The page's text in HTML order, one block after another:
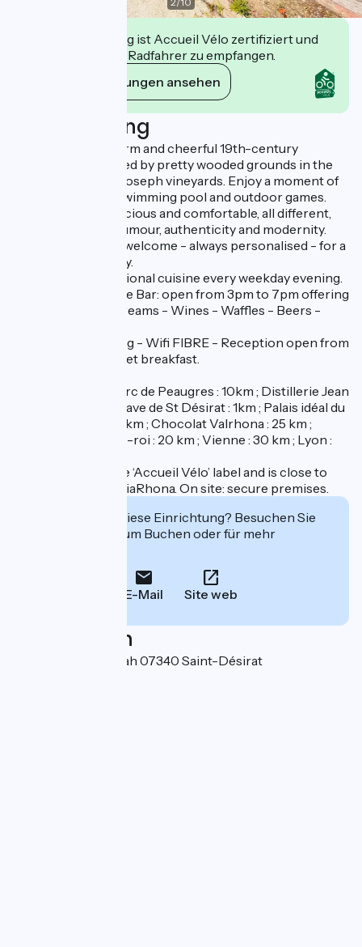
Diese Einrichtung ist Accueil Vélo zertifiziert und
verpflichtet sich, Radfahrer zu empfangen.
Ihre Verpflichtungen ansehen
Beschreibung
La Désirade is a warm and cheerful 19th-century
mansion surrounded by pretty wooded grounds in the
heart of the Saint-Joseph vineyards. Enjoy a moment of
relaxation by our swimming pool and outdoor games.
The rooms are spacious and comfortable, all different,
combining good humour, authenticity and modernity.
We offer a friendly welcome - always personalised - for a
restful, relaxing stay.
Discover our traditional cuisine every weekday evening.
And don't forget the Bar: open from 3pm to 7pm offering
: - Cocktails - Ice creams - Wines - Waffles - Beers -
Free private parking - Wifi FIBRE - Reception open from
3pm to 10pm - Buffet breakfast.
Location : Safari Parc de Peaugres : 10km ; Distillerie Jean
Gauthier : 500m ; Cave de St Désirat : 1km ; Palais idéal du
Facteur Cheval : 26km ; Chocolat Valrhona : 25 km ;
Velorail Boucieu-le-roi : 20 km ; Vienne : 30 km ; Lyon :
La Désirade has the ‘Accueil Vélo’ label and is close to
the ViaFluvia and ViaRhona. On site: secure premises.
Interessiert Sie diese Einrichtung? Besuchen Sie
deren Website zum Buchen oder für mehr
E-Mail Site web
Localisation
245, route de la Syrah 07340 Saint-Désirat